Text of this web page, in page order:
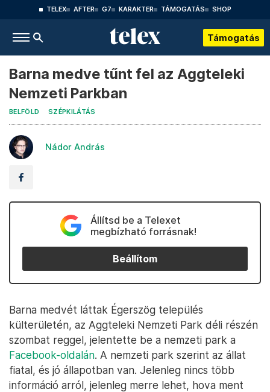
TELEX AFTER G7 KARAKTER TÁMOGATÁS SHOP
Támogatás
Barna medve tűnt fel az Aggteleki
Nemzeti Parkban
BELFÖLD SZÉPKILÁTÁS
Nádor András
Állítsd be a Telexet
megbízható forrásnak!
Beállítom
Barna medvét láttak Égerszög település
külterületén, az Aggteleki Nemzeti Park déli részén
szombat reggel, jelentette be a nemzeti park a
Facebook-oldalán. A nemzeti park szerint az állat
fiatal, és jó állapotban van. Jelenleg nincs több
információ arról, jelenleg merre lehet, hova ment